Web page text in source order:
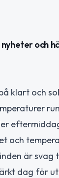
och
klart och
och
är svag
dag för